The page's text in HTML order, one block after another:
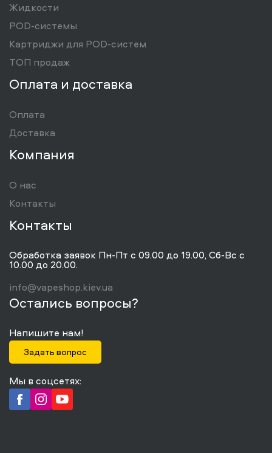
Жидкости
POD-системы
Картриджи для POD-систем
ТОП продаж
Оплата и доставка
Оплата
Доставка
Компания
О нас
Контакты
Контакты
Обработка заявок Пн-Пт с 09.00 до 19.00, Сб-Вс с
10.00 до 20.00.
info@vapeshop.kiev.ua
Остались вопросы?
Напишите нам!
Задать вопрос
Мы в соцсетях: